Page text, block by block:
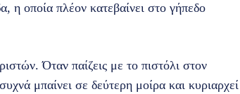
η οποία πλέον κατεβαίνει στο γήπεδο
Όταν παίζεις με το πιστόλι στον
μπαίνει σε δεύτερη μοίρα και κυριαρχεί